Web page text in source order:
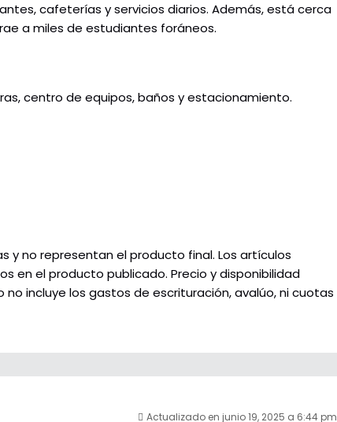
cafeterías y servicios diarios. Además, está cerca
a miles de estudiantes foráneos.
centro de equipos, baños y estacionamiento.
y no representan el producto final. Los artículos
en el producto publicado. Precio y disponibilidad
no incluye los gastos de escrituración, avalúo, ni cuotas
Actualizado en junio 19, 2025 a 6:44 pm